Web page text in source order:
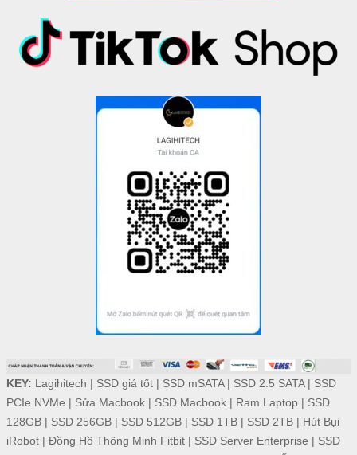
KEY: Lagihitech | SSD giá tốt| SSD mSATA| SSD 2.5 SATA| SSD
PCIe NVMe | Sửa Macbook| SSD Macbook| Ram Laptop| SSD
128GB| SSD 256GB| SSD 512GB| SSD 1TB| SSD 2TB| Hút Bụi
iRobot| Đồng Hồ Thông Minh Fitbit| SSD Server Enterprise | SSD